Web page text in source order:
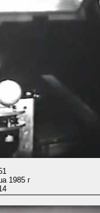
1985 г